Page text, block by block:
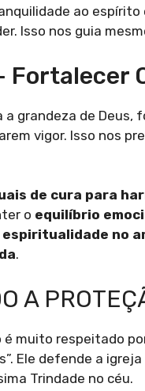
ao
Isso nos guia
Fortalecer
a grandeza de
vigor. Isso nos
de cura para
o equilíbrio
espiritualidade no
.
A
é muito respeitado
Ele defende a
Trindade no céu.